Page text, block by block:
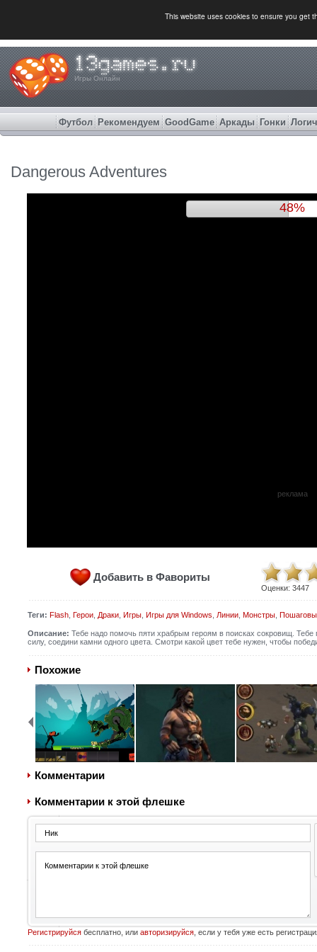
This website uses cookies to ensure you get
Игры Онлайн
Футбол Рекомендуем GoodGame Аркады Гонки
Dangerous Adventures
51%
реклама
Добавить в Фавориты
Оценки: 3447
Теги: Flash, Герои, Драки, Игры, Игры для Windows Линии, Монстры,
Описание: Тебе надо помочь пяти храбрым героям в поисках сокровищ. Тебе
силу, соедини камни одного цвета. Смотри какой цвет тебе нужен, чтобы
Похожие
Комментарии
Комментарии к этой флешке
Регистрируйсябесплатно, или авторизируйся, если у тебя уже есть